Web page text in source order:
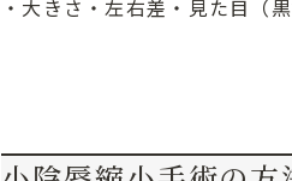
・大きさ・左右差・見た目（